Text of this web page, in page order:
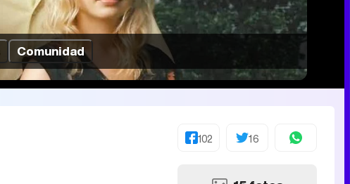
Comunidad
102 16